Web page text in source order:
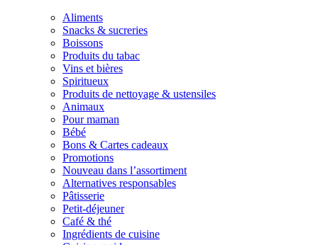
Aliments
Snacks & sucreries
Boissons
Produits du tabac
Vins et bières
Spiritueux
Produits de nettoyage & ustensiles
Animaux
Pour maman
Bébé
Bons & Cartes cadeaux
Promotions
Nouveau dans l’assortiment
Alternatives responsables
Pâtisserie
Petit-déjeuner
Café & thé
Ingrédients de cuisine